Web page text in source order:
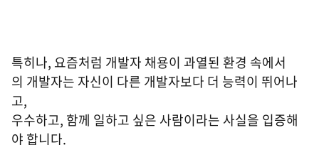
특히나, 요즘처럼 개발자 채용이 과열된 환경 속에서
의 개발자는 자신이 다른 개발자보다 더 능력이 뛰어나
고,
우수하고, 함께 일하고 싶은 사람이라는 사실을 입증해
야 합니다.